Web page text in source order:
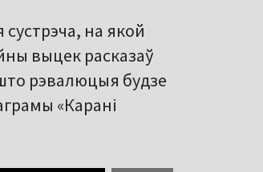
на якой
выцек расказаў
рэвалюцыя будзе
«Карані